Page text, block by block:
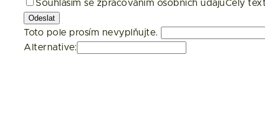
Souhlasím se zpracováním osobních údajůCelý
Odeslat
Toto pole prosím nevyplňujte.
Alternative: